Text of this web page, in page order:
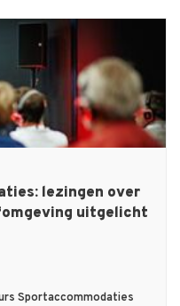
lezingen over
uitgelicht
Sportaccommodaties